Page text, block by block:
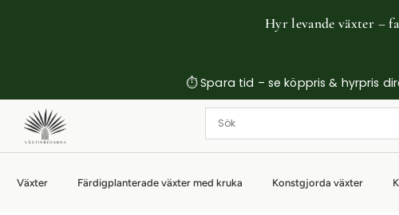
Hyr levande växter –
⏱ Spara tid – se köppris & hyrpris
Växter Färdigplanterade växter med kruka Konstgjorda växter